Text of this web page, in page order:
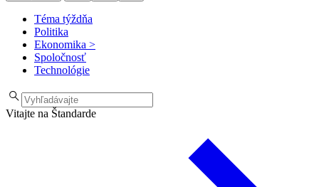
Téma týždňa
Politika
Ekonomika >
Spoločnosť
Technológie
Vitajte na Štandarde